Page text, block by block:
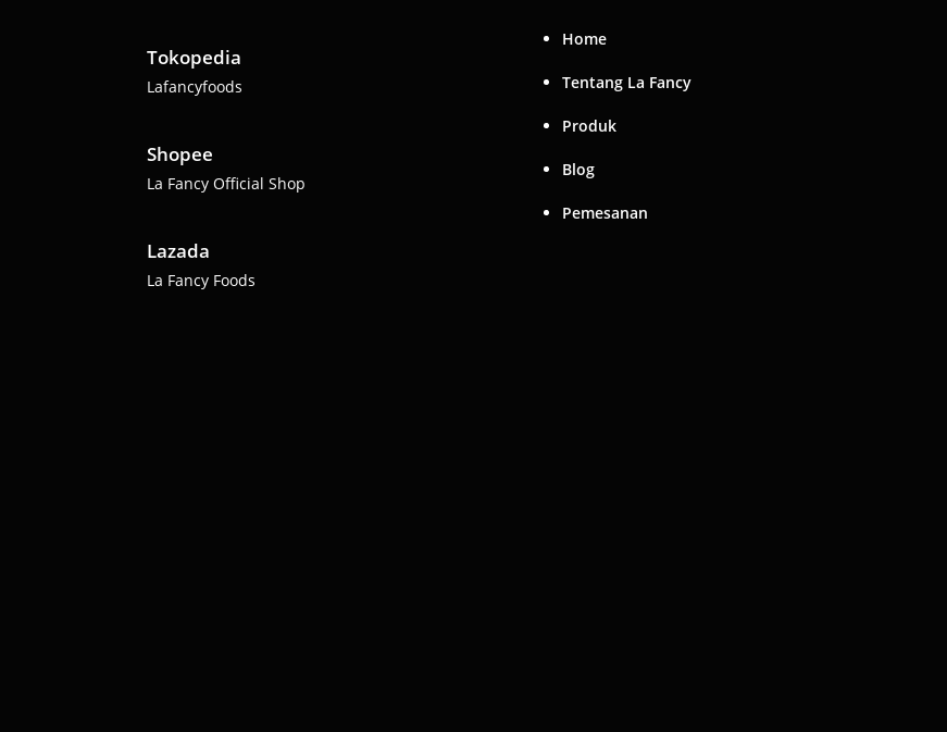
Tokopedia
Lafancyfoods
Shopee
La Fancy Official Shop
Lazada
La Fancy Foods
Home
Tentang La Fancy
Produk
Blog
Pemesanan